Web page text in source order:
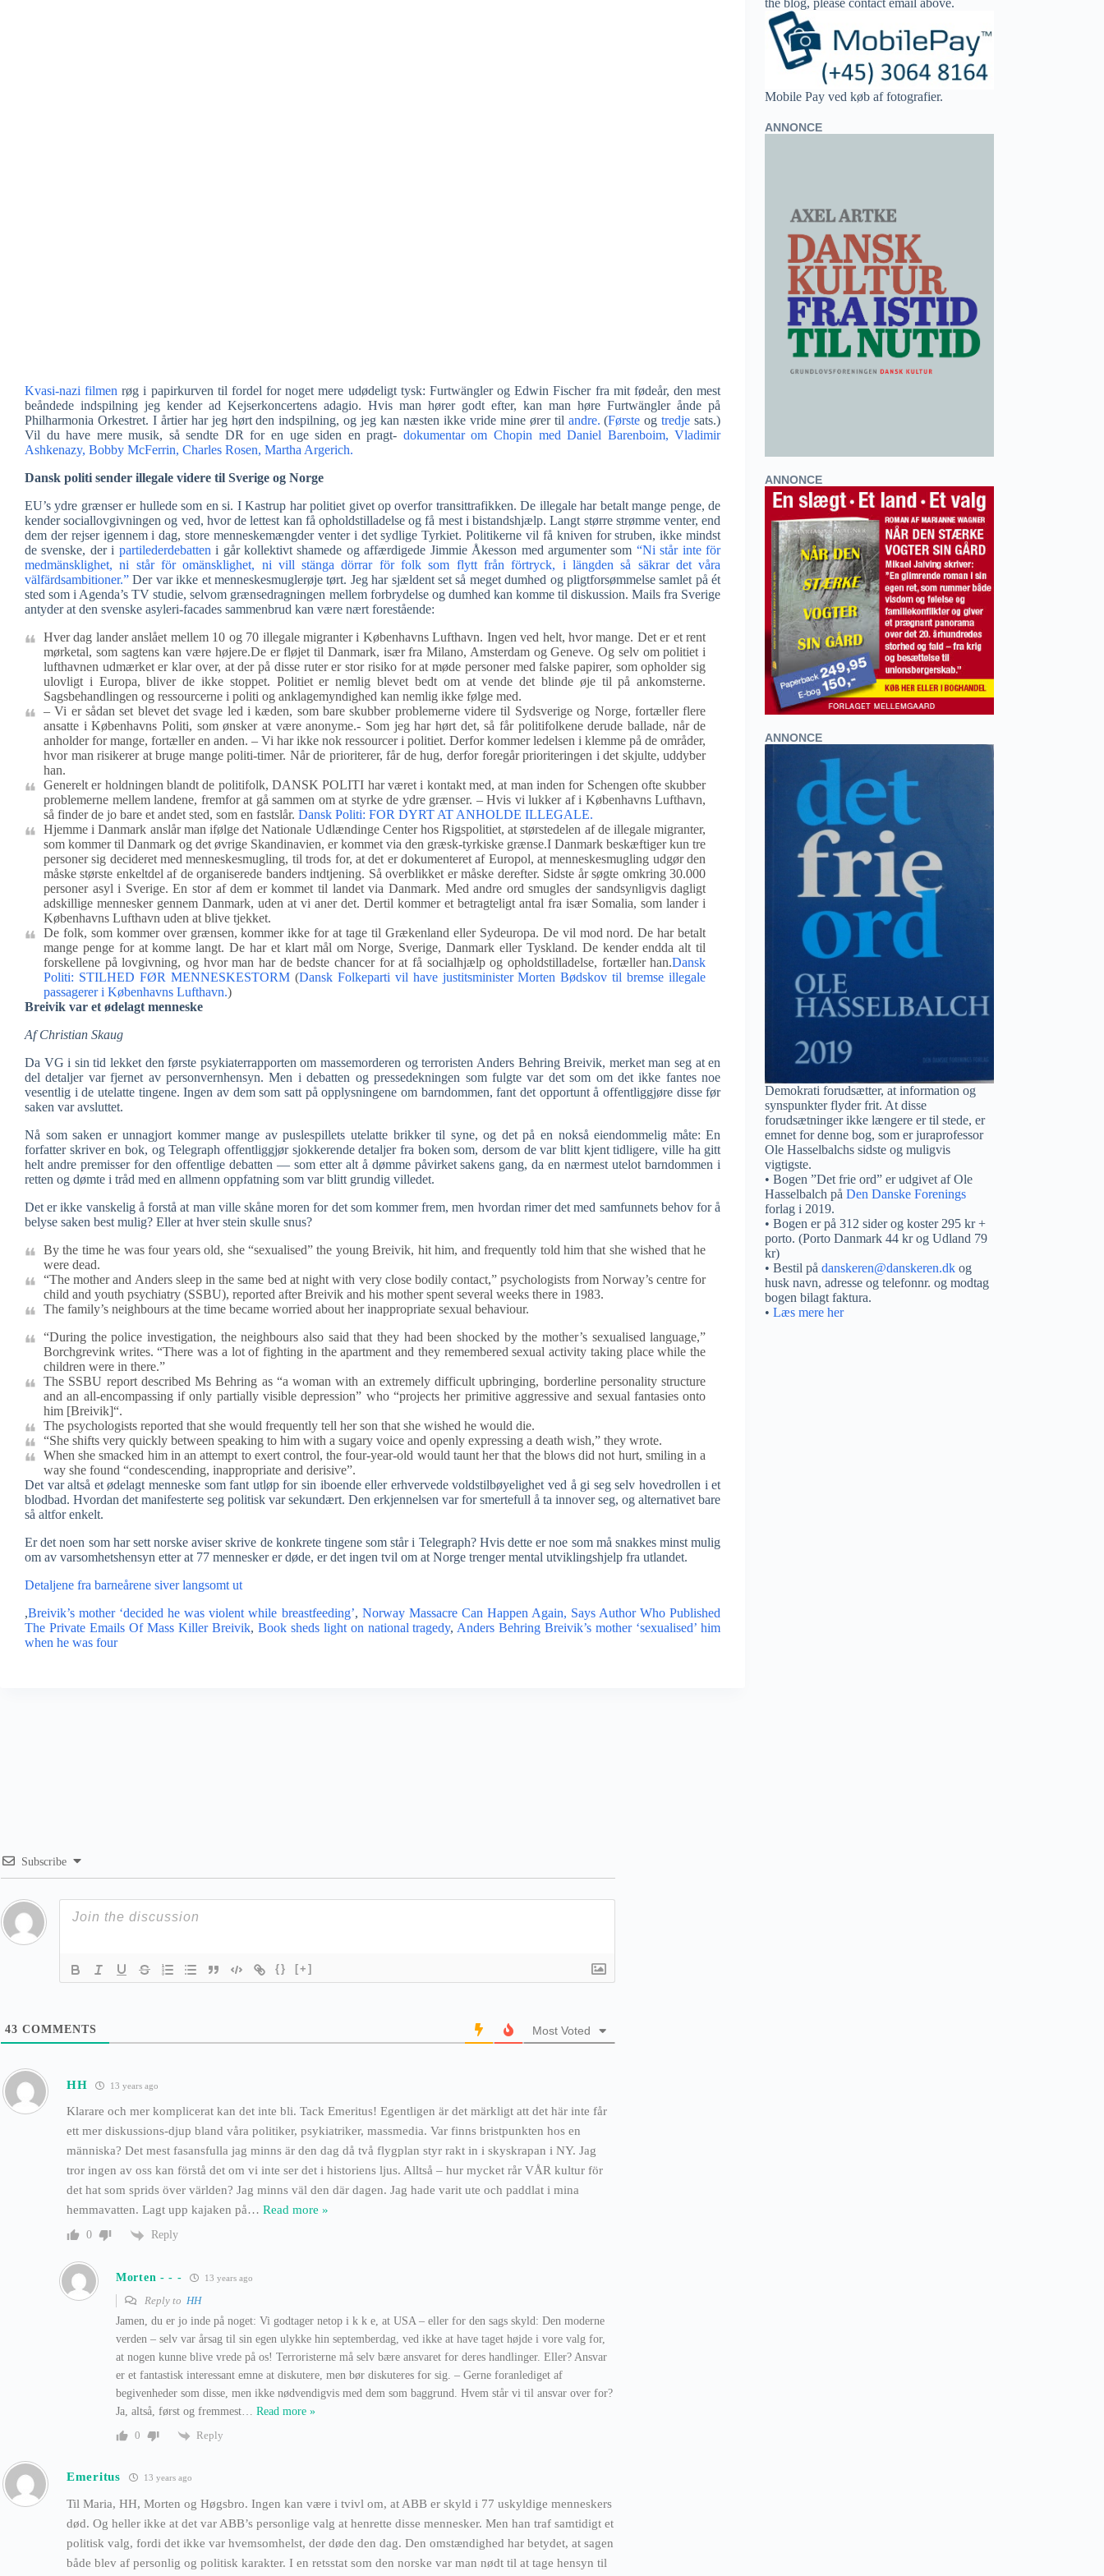
Kvasi-nazi filmen røg i papirkurven til fordel for noget mere udødeligt tysk: Furtwängler og Edwin Fischer fra mit fødeår, den mest
beåndede indspilning jeg kender ad Kejserkoncertens adagio. Hvis man hører godt efter, kan man høre Furtwängler ånde på
Philharmonia Orkestret. I årtier har jeg hørt den indspilning, og jeg kan næsten ikke vride mine ører til andre. (Første ogtredje sats.)
Vil du have mere musik, så sendte DR for en uge siden en pragt- dokumentar om Chopin med Daniel Barenboim, Vladimir
Ashkenazy, Bobby McFerrin, Charles Rosen, Martha Argerich.
Dansk politi sender illegale videre til Sverige og Norge
EU’s ydre grænser er hullede som en si. I Kastrup har politiet givet op overfor transittrafikken. De illegale har betalt mange penge, de
kender sociallovgivningen og ved, hvor de lettest kan få opholdstilladelse og få mest i bistandshjælp. Langt større strømme venter, end
dem der rejser igennem i dag, store menneskemængder venter i det sydlige Tyrkiet. Politikerne vil få kniven for struben, ikke mindst
de svenske, der i partilederdebatten i går kollektivt shamede og affærdigede Jimmie Åkesson med argumenter som “Ni står inte för
medmänsklighet, ni står för omänsklighet, ni vill stänga dörrar för folk som flytt från förtryck, i längden så säkrar det våra
välfärdsambitioner.” Der var ikke et menneskesmuglerøje tørt. Jeg har sjældent set så meget dumhed og pligtforsømmelse samlet på ét
sted som i Agenda’s TV studie, selvom grænsedragningen mellem forbrydelse og dumhed kan komme til diskussion. Mails fra Sverige
antyder at den svenske asyleri-facades sammenbrud kan være nært forestående:
Hver dag lander anslået mellem 10 og 70 illegale migranter i Københavns Lufthavn. Ingen ved helt, hvor mange. Det er et rent
mørketal, som sagtens kan være højere.De er fløjet til Danmark, især fra Milano, Amsterdam og Geneve. Og selv om politiet i
lufthavnen udmærket er klar over, at der på disse ruter er stor risiko for at møde personer med falske papirer, som opholder sig
ulovligt i Europa, bliver de ikke stoppet. Politiet er nemlig blevet bedt om at vende det blinde øje til på ankomsterne.
Sagsbehandlingen og ressourcerne i politi og anklagemyndighed kan nemlig ikke følge med.
– Vi er sådan set blevet det svage led i kæden, som bare skubber problemerne videre til Sydsverige og Norge, fortæller flere
ansatte i Københavns Politi, som ønsker at være anonyme.- Som jeg har hørt det, så får politifolkene derude ballade, når de
anholder for mange, fortæller en anden. – Vi har ikke nok ressourcer i politiet. Derfor kommer ledelsen i klemme på de områder,
hvor man risikerer at bruge mange politi-timer. Når de prioriterer, får de hug, derfor foregår prioriteringen i det skjulte, uddyber
han.
Generelt er holdningen blandt de politifolk, DANSK POLITI har været i kontakt med, at man inden for Schengen ofte skubber
problemerne mellem landene, fremfor at gå sammen om at styrke de ydre grænser. – Hvis vi lukker af i Københavns Lufthavn,
så finder de jo bare et andet sted, som en fastslår. Dansk Politi: FOR DYRT AT ANHOLDE ILLEGALE.
Hjemme i Danmark anslår man ifølge det Nationale Udlændinge Center hos Rigspolitiet, at størstedelen af de illegale migranter,
som kommer til Danmark og det øvrige Skandinavien, er kommet via den græsk-tyrkiske grænse.I Danmark beskæftiger kun tre
personer sig decideret med menneskesmugling, til trods for, at det er dokumenteret af Europol, at menneskesmugling udgør den
måske største enkeltdel af de organiserede banders indtjening. Så overblikket er måske derefter. Sidste år søgte omkring 30.000
personer asyl i Sverige. En stor af dem er kommet til landet via Danmark. Med andre ord smugles der sandsynligvis dagligt
adskillige mennesker gennem Danmark, uden at vi aner det. Dertil kommer et betragteligt antal fra især Somalia, som lander i
Københavns Lufthavn uden at blive tjekket.
De folk, som kommer over grænsen, kommer ikke for at tage til Grækenland eller Sydeuropa. De vil mod nord. De har betalt
mange penge for at komme langt. De har et klart mål om Norge, Sverige, Danmark eller Tyskland. De kender endda alt til
forskellene på lovgivning, og hvor man har de bedste chancer for at få socialhjælp og opholdstilladelse, fortæller han.Dansk
Politi: STILHED FØR MENNESKESTORM(Dansk Folkeparti vil have justitsminister Morten Bødskov til bremse illegale
passagerer i Københavns Lufthavn.)
Breivik var et ødelagt menneske
Af Christian Skaug
Da VG i sin tid lekket den første psykiaterrapporten om massemorderen og terroristen Anders Behring Breivik, merket man seg at en
del detaljer var fjernet av personvernhensyn. Men i debatten og pressedekningen som fulgte var det som om det ikke fantes noe
vesentlig i de utelatte tingene. Ingen av dem som satt på opplysningene om barndommen, fant det opportunt å offentliggjøre disse før
saken var avsluttet.
Nå som saken er unnagjort kommer mange av puslespillets utelatte brikker til syne, og det på en nokså eiendommelig måte: En
forfatter skriver en bok, og Telegraph offentliggjør sjokkerende detaljer fra boken som, dersom de var blitt kjent tidligere, ville ha gitt
helt andre premisser for den offentlige debatten — som etter alt å dømme påvirket sakens gang, da en nærmest utelot barndommen i
retten og dømte i tråd med en allmenn oppfatning som var blitt grundig villedet.
Det er ikke vanskelig å forstå at man ville skåne moren for det som kommer frem, men hvordan rimer det med samfunnets behov for å
belyse saken best mulig? Eller at hver stein skulle snus?
By the time he was four years old, she “sexualised” the young Breivik, hit him, and frequently told him that she wished that he
were dead.
“The mother and Anders sleep in the same bed at night with very close bodily contact,” psychologists from Norway’s centre for
child and youth psychiatry (SSBU), reported after Breivik and his mother spent several weeks there in 1983.
The family’s neighbours at the time became worried about her inappropriate sexual behaviour.
“During the police investigation, the neighbours also said that they had been shocked by the mother’s sexualised language,”
Borchgrevink writes. “There was a lot of fighting in the apartment and they remembered sexual activity taking place while the
children were in there.”
The SSBU report described Ms Behring as “a woman with an extremely difficult upbringing, borderline personality structure
and an all-encompassing if only partially visible depression” who “projects her primitive aggressive and sexual fantasies onto
him [Breivik]“.
The psychologists reported that she would frequently tell her son that she wished he would die.
“She shifts very quickly between speaking to him with a sugary voice and openly expressing a death wish,” they wrote.
When she smacked him in an attempt to exert control, the four-year-old would taunt her that the blows did not hurt, smiling in a
way she found “condescending, inappropriate and derisive”.
Det var altså et ødelagt menneske som fant utløp for sin iboende eller erhvervede voldstilbøyelighet ved å gi seg selv hovedrollen i et
blodbad. Hvordan det manifesterte seg politisk var sekundært. Den erkjennelsen var for smertefull å ta innover seg, og alternativet bare
så altfor enkelt.
Er det noen som har sett norske aviser skrive de konkrete tingene som står i Telegraph? Hvis dette er noe som må snakkes minst mulig
om av varsomhetshensyn etter at 77 mennesker er døde, er det ingen tvil om at Norge trenger mental utviklingshjelp fra utlandet.
Detaljene fra barneårene siver langsomt ut
,Breivik’s mother ‘decided he was violent while breastfeeding’, Norway Massacre Can Happen Again, Says Author Who Published
The Private Emails Of Mass Killer Breivik, Book sheds light on national tragedy, Anders Behring Breivik’s mother ‘sexualised’ him
when he was four
the blog, please contact email above.
Mobile Pay ved køb af fotografier.
ANNONCE
ANNONCE
ANNONCE
Demokrati forudsætter, at information og
synspunkter flyder frit. At disse
forudsætninger ikke længere er til stede, er
emnet for denne bog, som er juraprofessor
Ole Hasselbalchs sidste og muligvis
vigtigste.
• Bogen ”Det frie ord” er udgivet af Ole
Hasselbalch påDen Danske Forenings
forlag i 2019.
• Bogen er på 312 sider og koster 295 kr +
porto. (Porto Danmark 44 kr og Udland 79
kr)
• Bestil pådanskeren@danskeren.dk og
husk navn, adresse og telefonnr. og modtag
bogen bilagt faktura.
•Læs mere her
Subscribe
{} [+]
43 COMMENTS Most Voted
HH 13 years ago
Klarare och mer komplicerat kan det inte bli. Tack Emeritus! Egentligen är det märkligt att det här inte får
ett mer diskussions-djup bland våra politiker, psykiatriker, massmedia. Var finns bristpunkten hos en
människa? Det mest fasansfulla jag minns är den dag då två flygplan styr rakt in i skyskrapan i NY. Jag
tror ingen av oss kan förstå det om vi inte ser det i historiens ljus. Alltså – hur mycket rår VÅR kultur för
det hat som sprids över världen? Jag minns väl den där dagen. Jag hade varit ute och paddlat i mina
hemmavatten. Lagt upp kajaken på… Read more »
0 Reply
Morten - - - 13 years ago
Reply to HH
Jamen, du er jo inde på noget: Vi godtager netop i k k e, at USA – eller for den sags skyld: Den moderne
verden – selv var årsag til sin egen ulykke hin septemberdag, ved ikke at have taget højde i vore valg for,
at nogen kunne blive vrede på os! Terroristerne må selv bære ansvaret for deres handlinger. Eller? Ansvar
er et fantastisk interessant emne at diskutere, men bør diskuteres for sig. – Gerne foranlediget af
begivenheder som disse, men ikke nødvendigvis med dem som baggrund. Hvem står vi til ansvar over for?
Ja, altså, først og fremmest
Read more »
0
Reply
Emeritus 13 years ago
Til Maria, HH, Morten og Høgsbro. Ingen kan være i tvivl om, at ABB er skyld i 77 uskyldige menneskers
død. Og heller ikke at det var ABB’s personlige valg at henrette disse mennesker. Men han traf samtidigt et
politisk valg, fordi det ikke var hvemsomhelst, der døde den dag. Den omstændighed har betydet, at sagen
både blev af personlig og politisk karakter. I en retsstat som den norske var man nødt til at tage hensyn til